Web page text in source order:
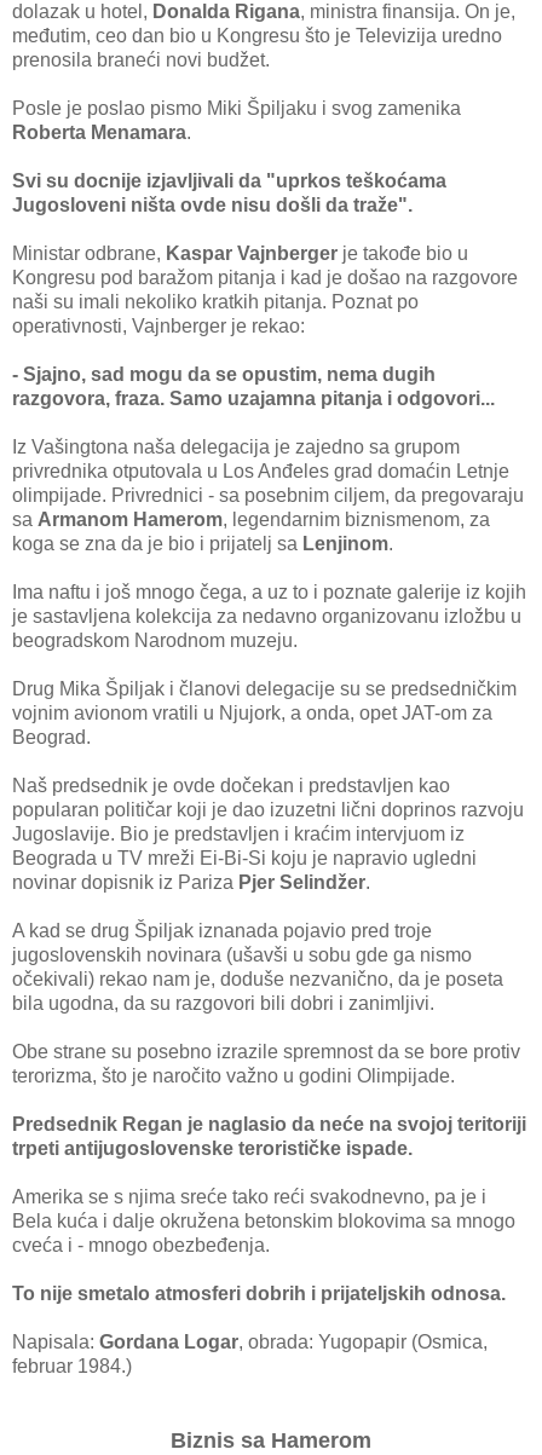
dolazak u hotel, Donalda Rigana, ministra finansija. On je,
međutim, ceo dan bio u Kongresu što je Televizija uredno
prenosila braneći novi budžet.
Posle je poslao pismo Miki Špiljaku i svog zamenika
Roberta Menamara.
Svi su docnije izjavljivali da "uprkos teškoćama
Jugosloveni ništa ovde nisu došli da traže".
Ministar odbrane, Kaspar Vajnberger je takođe bio u
Kongresu pod baražom pitanja i kad je došao na razgovore
naši su imali nekoliko kratkih pitanja. Poznat po
operativnosti, Vajnberger je rekao:
- Sjajno, sad mogu da se opustim, nema dugih
razgovora, fraza. Samo uzajamna pitanja i odgovori...
Iz Vašingtona naša delegacija je zajedno sa grupom
privrednika otputovala u Los Anđeles grad domaćin Letnje
olimpijade. Privrednici - sa posebnim ciljem, da pregovaraju
sa Armanom Hamerom, legendarnim biznismenom, za
koga se zna da je bio i prijatelj sa Lenjinom.
Ima naftu i još mnogo čega, a uz to i poznate galerije iz kojih
je sastavljena kolekcija za nedavno organizovanu izložbu u
beogradskom Narodnom muzeju.
Drug Mika Špiljak i članovi delegacije su se predsedničkim
vojnim avionom vratili u Njujork, a onda, opet JAT-om za
Beograd.
Naš predsednik je ovde dočekan i predstavljen kao
popularan političar koji je dao izuzetni lični doprinos razvoju
Jugoslavije. Bio je predstavljen i kraćim intervjuom iz
Beograda u TV mreži Ei-Bi-Si koju je napravio ugledni
novinar dopisnik iz Pariza Pjer Selindžer.
A kad se drug Špiljak iznanada pojavio pred troje
jugoslovenskih novinara (ušavši u sobu gde ga nismo
očekivali) rekao nam je, doduše nezvanično, da je poseta
bila ugodna, da su razgovori bili dobri i zanimljivi.
Obe strane su posebno izrazile spremnost da se bore protiv
terorizma, što je naročito važno u godini Olimpijade.
Predsednik Regan je naglasio da neće na svojoj teritoriji
trpeti antijugoslovenske terorističke ispade.
Amerika se s njima sreće tako reći svakodnevno, pa je i
Bela kuća i dalje okružena betonskim blokovima sa mnogo
cveća i - mnogo obezbeđenja.
To nije smetalo atmosferi dobrih i prijateljskih odnosa.
Napisala: Gordana Logar, obrada: Yugopapir (Osmica,
februar 1984.)
Biznis sa Hamerom